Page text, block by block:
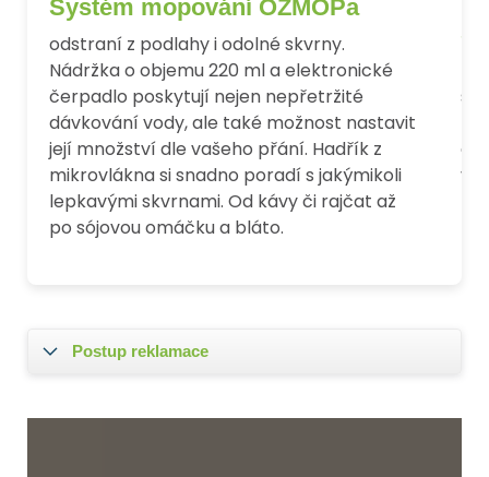
Systém mopování OZMOPa
odstraní z podlahy i odolné skvrny.
Nádržka o objemu 220 ml a elektronické
čerpadlo poskytují nejen nepřetržité
dávkování vody, ale také možnost nastavit
její množství dle vašeho přání. Hadřík z
mikrovlákna si snadno poradí s jakýmikoli
lepkavými skvrnami. Od kávy či rajčat až
po sójovou omáčku a bláto.
v
Postup reklamace